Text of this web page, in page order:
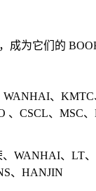
成为它们的
、
、CSCL、MSC
WANHAI、LT
、HANJIN